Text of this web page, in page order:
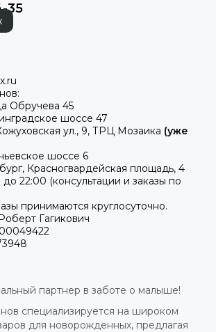
35
Обручева 45
шоссе 47
ул., 9, ТРЦ Мозаика (уже
шоссе 6
Красногвардейская площадь, 4
22:00 (консультации и заказы по
принимаются круглосуточно.
Гагикович
партнер в заботе о малыше!
специализируется на широком
для новорожденных, предлагая